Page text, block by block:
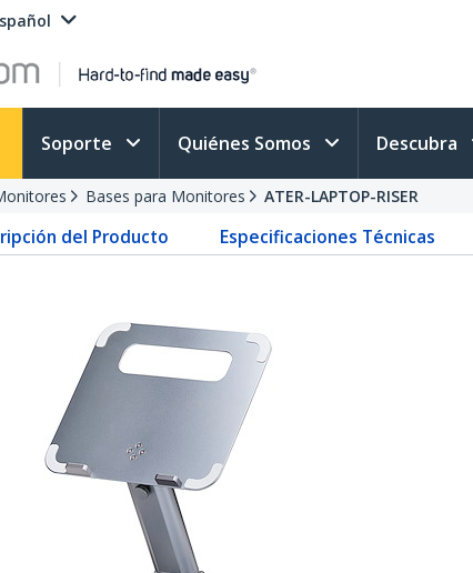
Soporte Quiénes Somos Descubra
Bases para Monitores ATER-LAPTOP-RISER
del Producto Especificaciones Técnicas